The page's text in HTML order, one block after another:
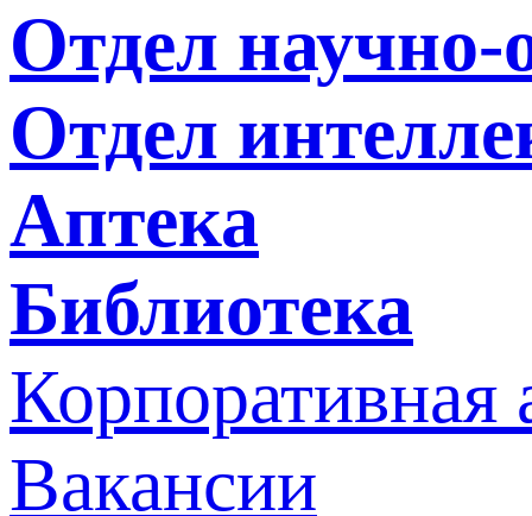
Отдел научно-
Отдел
Аптека
Библиотека
Корпоративная
Вакансии